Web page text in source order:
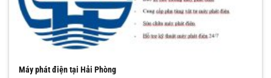
Máy phát điện tại Hải Phòng